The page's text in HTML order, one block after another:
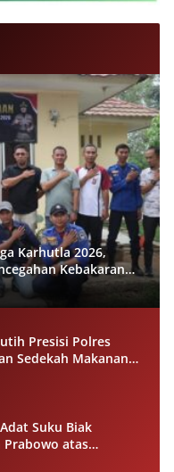
Karhutla 2026,
Kebakaran
Presisi Polres
Sedekah Makanan
Panipahan
Suku Biak
Prabowo atas
Pasar Boswesen